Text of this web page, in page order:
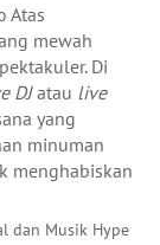
Atas
mewah
Di
DJatau live
yang
minuman
menghabiskan
dan Musik Hype